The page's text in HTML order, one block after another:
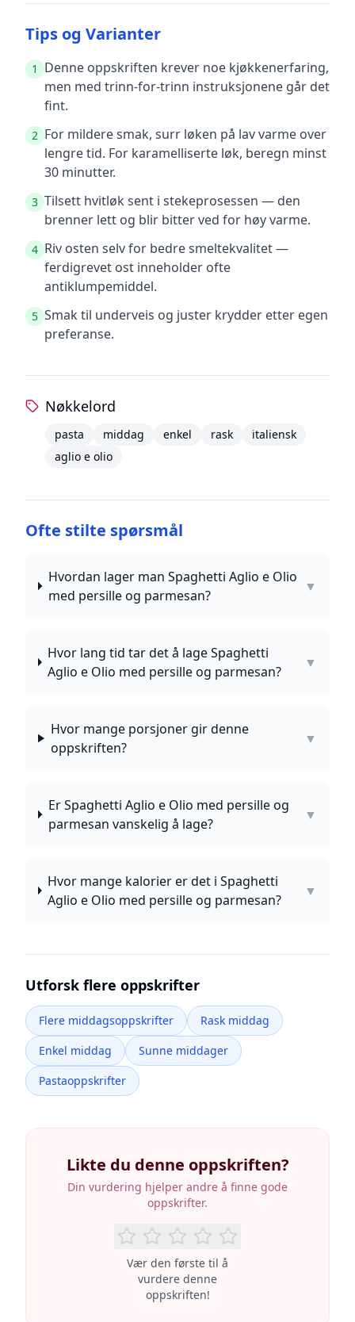
Tips og Varianter
1
Denne oppskriften krever noe kjøkkenerfaring,
men med trinn-for-trinn instruksjonene går det
fint.
2 For mildere smak, surr løken på lav varme over
lengre tid. For karamelliserte løk, beregn minst
30 minutter.
3 Tilsett hvitløk sent i stekeprosessen — den
brenner lett og blir bitter ved for høy varme.
4 Riv osten selv for bedre smeltekvalitet —
ferdigrevet ost inneholder ofte
antiklumpemiddel.
5 Smak til underveis og juster krydder etter egen
preferanse.
Nøkkelord
pasta middag enkel rask
italiensk
aglio e olio
Ofte stilte spørsmål
Hvordan lager man Spaghetti Aglio e Olio
med persille og parmesan?
▼
Hvor lang tid tar det å lage Spaghetti
Aglio e Olio med persille og parmesan?
▼
Hvor mange porsjoner gir denne
oppskriften?
▼
Er Spaghetti Aglio e Olio med persille og
parmesan vanskelig å lage?
▼
Hvor mange kalorier er det i Spaghetti
Aglio e Olio med persille og parmesan?
▼
Utforsk flere oppskrifter
Flere middagsoppskrifter
Rask middag
Enkel middag
Sunne middager
Pastaoppskrifter
Likte du denne oppskriften?
Din vurdering hjelper andre å finne gode
oppskrifter.
Vær den første til å
vurdere denne
oppskriften!